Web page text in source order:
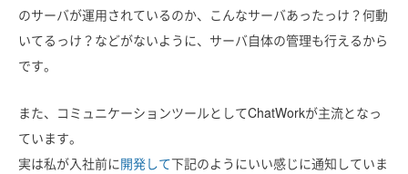
のサーバが運用されているのか、こんなサーバあったっけ？何動
いてるっけ？などがないように、サーバ自体の管理も行えるから
です。
また、コミュニケーションツールとしてChatWorkが主流となっ
ています。
実は私が入社前に開発して下記のようにいい感じに通知していま